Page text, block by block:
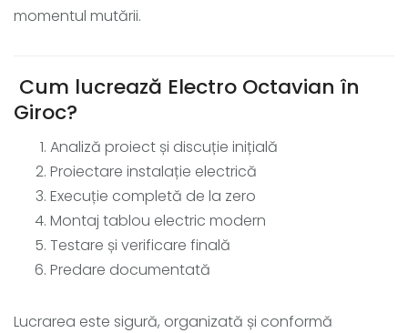
momentul mutării.
Cum lucrează Electro Octavian în
Giroc?
Analiză proiect și discuție inițială
Proiectare instalație electrică
Execuție completă de la zero
Montaj tablou electric modern
Testare și verificare finală
Predare documentată
Lucrarea este sigură, organizată și conformă